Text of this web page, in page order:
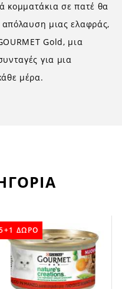
κομματάκια σε πατέ θα
μιας ελαφράς,
Gold, μια
για μια
μέρα.
ΔΩΡΟ